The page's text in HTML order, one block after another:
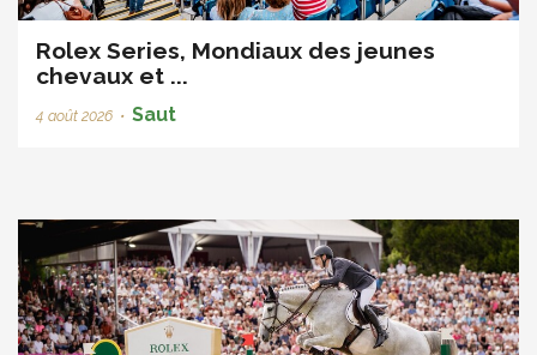
Rolex Series, Mondiaux des jeunes
chevaux et ...
4 août 2026 • Saut